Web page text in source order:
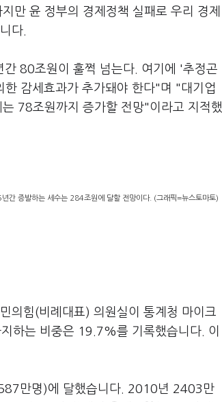
만 윤 정부의 경제정책 실패로 우리 경제
다.
80조원이 훌쩍 넘는다. 여기에 '추정곤
감세효과가 추가돼야 한다"며 "대기업
78조원까지 증가할 전망"이라고 지적했
간 증발하는 세수는 284조원에 달할 전망이다. (그래픽=뉴스토마토)
의힘(비례대표) 의원실이 통계청 마이크
하는 비중은 19.7%를 기록했습니다. 이
만명)에 달했습니다. 2010년 2403만